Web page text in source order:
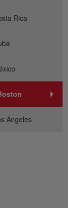
Rica
Ángeles